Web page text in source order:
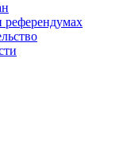
референдумах